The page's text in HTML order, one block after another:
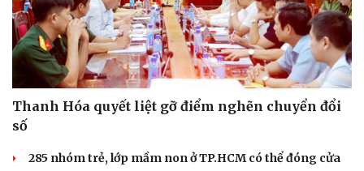
Thanh Hóa quyết liệt gỡ điểm nghẽn chuyển đổi
số
285 nhóm trẻ, lớp mầm non ở TP.HCM có thể đóng cửa